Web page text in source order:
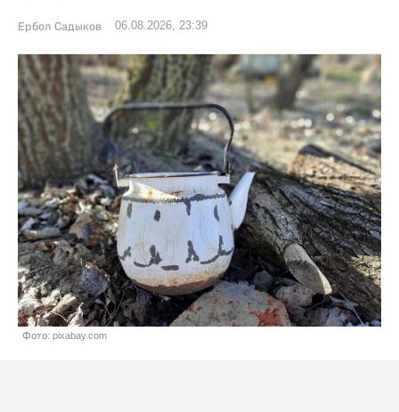
Ербол Садыков 06.08.2026, 23:39
Фото: pixabay.com